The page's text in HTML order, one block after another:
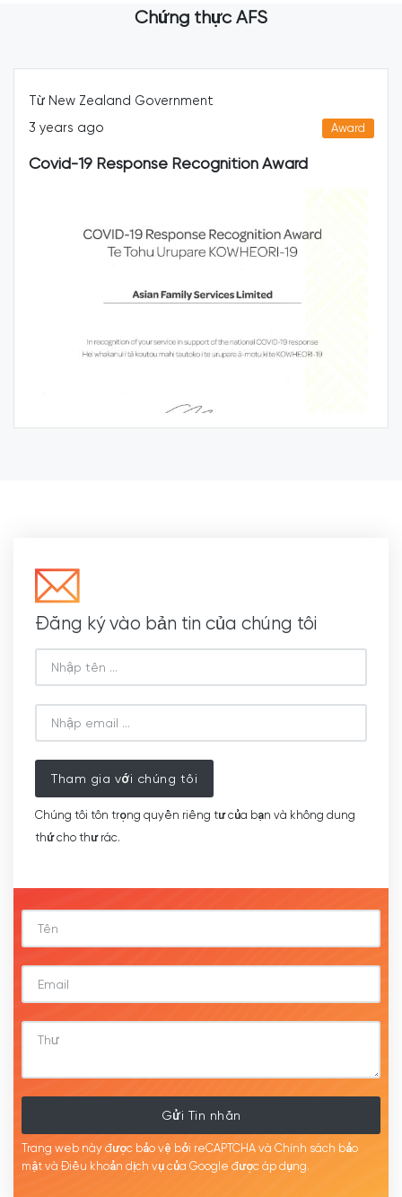
Chứng thực AFS
Award
Từ New Zealand Government
3 years ago
Covid-19 Response Recognition Award
Đăng ký vào bản tin của chúng tôi
Tham gia với chúng tôi
Chúng tôi tôn trọng quyền riêng tư của bạn và không dung
thứ cho thư rác.
Gửi Tin nhắn
Trang web này được bảo vệ bởi reCAPTCHA và Chính sách bảo
mật và Điều khoản dịch vụ của Google được áp dụng.